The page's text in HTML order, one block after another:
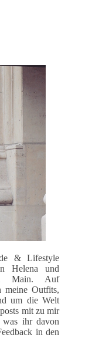
& Lifestyle
Helena und
Main. Auf
Outfits,
um die Welt
mit zu mir
was ihr davon
in den